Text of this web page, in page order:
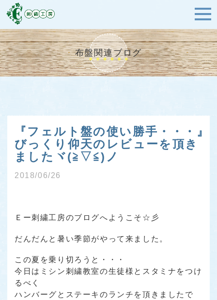
布盤関連ブログ
『フェルト盤の使い勝手・・・』
びっくり仰天のレビューを頂き
ましたヾ(≧▽≦)ノ
2018/06/26
Ｅー刺繍工房のブログへようこそ☆彡
だんだんと暑い季節がやって来ました。
この夏を乗り切ろうと・・・
今日はミシン刺繍教室の生徒様とスタミナをつけ
るべく
ハンバーグとステーキのランチを頂きましたで